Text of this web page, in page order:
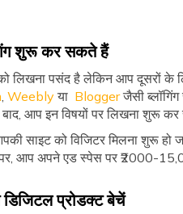
शुरू कर सकते हैं
लिखना पसंद है लेकिन आप दूसरों के
Weeblyया Bloggerजैसी
आप इन विषयों पर लिखना शुरू
साइट को विजिटर मिलना शुरू
आप अपने एड स्पेस पर ₹2000-
प्रोडक्ट बेचें